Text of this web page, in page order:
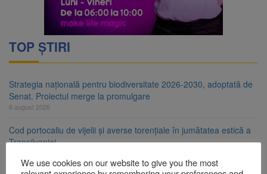
TOP ȘTIRI
Strategia națională pentru biodiversitate 2026-2030, adoptată de
Senat. Proiectul merge la promulgare
6 august 2026
Cod portocaliu de vijelii și averse torențiale în jumătatea estică a
Transilvaniei
We use cookies on our website to give you the most